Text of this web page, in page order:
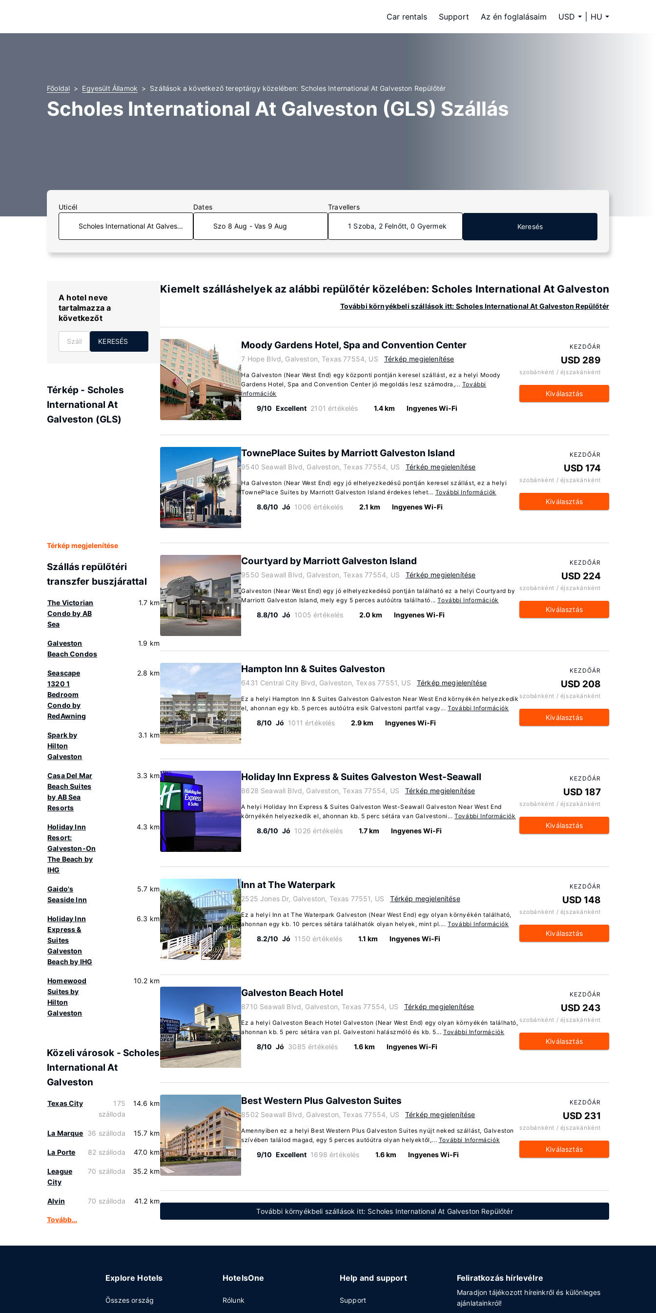
Car rentals Support Az én foglalásaim USD HU
Főoldal Egyesült Államok Szállások a következő tereptárgy közelében: Scholes International At Galveston Repülőtér
Scholes International At Galveston (GLS) Szállás
Uticél Dates
Szo 8 Aug - Vas 9 Aug
Travellers
1 Szoba, 2 Felnőtt, 0 Gyermek Keresés
A hotel neve
tartalmazza a
következőt
KERESÉS
Térkép - Scholes
International At
Galveston (GLS)
Térkép megjelenítése
Szállás repülőtéri
transzfer buszjárattal
The Victorian
Condo by AB
Sea
1.7 km
Galveston
Beach Condos
1.9 km
Seascape
1320 1
Bedroom
Condo by
RedAwning
2.8 km
Spark by
Hilton
Galveston
3.1 km
Casa Del Mar
Beach Suites
by AB Sea
Resorts
3.3 km
Holiday Inn
Resort:
Galveston-On
The Beach by
IHG
4.3 km
Gaido's
Seaside Inn
5.7 km
Holiday Inn
Express &
Suites
Galveston
Beach by IHG
6.3 km
Homewood
Suites by
Hilton
Galveston
10.2 km
Közeli városok - Scholes
International At
Galveston
Texas City
175
szálloda
14.6 km
La Marque 36 szálloda 15.7 km
La Porte 82 szálloda 47.0 km
League
City
70 szálloda 35.2 km
Alvin 70 szálloda 41.2 km
Tovább…
Kiemelt szálláshelyek az alábbi repülőtér közelében: Scholes International At Galveston
További környékbeli szállások itt: Scholes International At Galveston Repülőtér
Moody Gardens Hotel, Spa and Convention Center
7 Hope Blvd, Galveston, Texas 77554, US Térkép megjelenítése
Ha Galveston (Near West End) egy központi pontján keresel szállást, ez a helyi Moody
Gardens Hotel, Spa and Convention Center jó megoldás lesz számodra,... További
Információk
9/10 Excellent 2101 értékelés 1.4 km Ingyenes Wi-Fi
KEZDŐÁR
USD 289
szobánként / éjszakánként
Kiválasztás
TownePlace Suites by Marriott Galveston Island
9540 Seawall Blvd, Galveston, Texas 77554, US Térkép megjelenítése
Ha Galveston (Near West End) egy jó elhelyezkedésű pontján keresel szállást, ez a helyi
TownePlace Suites by Marriott Galveston Island érdekes lehet... További Információk
8.6/10 Jó 1006 értékelés 2.1 km Ingyenes Wi-Fi
KEZDŐÁR
USD 174
szobánként / éjszakánként
Kiválasztás
Courtyard by Marriott Galveston Island
9550 Seawall Blvd, Galveston, Texas 77554, US Térkép megjelenítése
Galveston (Near West End) egy jó elhelyezkedésű pontján található ez a helyi Courtyard by
Marriott Galveston Island, mely egy 5 perces autóútra található...További Információk
8.8/10 Jó 1005 értékelés 2.0 km Ingyenes Wi-Fi
KEZDŐÁR
USD 224
szobánként / éjszakánként
Kiválasztás
Hampton Inn & Suites Galveston
6431 Central City Blvd, Galveston, Texas 77551, US Térkép megjelenítése
Ez a helyi Hampton Inn & Suites Galveston Galveston Near West End környékén helyezkedik
el, ahonnan egy kb. 5 perces autóútra esik Galvestoni partfal vagy...További Információk
8/10 Jó 1011 értékelés 2.9 km Ingyenes Wi-Fi
KEZDŐÁR
USD 208
szobánként / éjszakánként
Kiválasztás
Holiday Inn Express & Suites Galveston West-Seawall
8628 Seawall Blvd, Galveston, Texas 77554, US Térkép megjelenítése
A helyi Holiday Inn Express & Suites Galveston West-Seawall Galveston Near West End
környékén helyezkedik el, ahonnan kb. 5 perc sétára van Galvestoni...További Információk
8.6/10 Jó 1026 értékelés 1.7 km Ingyenes Wi-Fi
KEZDŐÁR
USD 187
szobánként / éjszakánként
Kiválasztás
Inn at The Waterpark
2525 Jones Dr, Galveston, Texas 77551, US Térkép megjelenítése
Ez a helyi Inn at The Waterpark Galveston (Near West End) egy olyan környékén található,
ahonnan egy kb. 10 perces sétára találhatók olyan helyek, mint pl....További Információk
8.2/10 Jó 1150 értékelés 1.1 km Ingyenes Wi-Fi
KEZDŐÁR
USD 148
szobánként / éjszakánként
Kiválasztás
Galveston Beach Hotel
8710 Seawall Blvd, Galveston, Texas 77554, US Térkép megjelenítése
Ez a helyi Galveston Beach Hotel Galveston (Near West End) egy olyan környékén található,
ahonnan kb. 5 perc sétára van pl. Galvestoni halászmóló és kb. 5...További Információk
8/10 Jó 3085 értékelés 1.6 km Ingyenes Wi-Fi
KEZDŐÁR
USD 243
szobánként / éjszakánként
Kiválasztás
Best Western Plus Galveston Suites
8502 Seawall Blvd, Galveston, Texas 77554, US Térkép megjelenítése
Amennyiben ez a helyi Best Western Plus Galveston Suites nyújt neked szállást, Galveston
szívében találod magad, egy 5 perces autóútra olyan helyektől,... További Információk
9/10 Excellent 1698 értékelés 1.6 km Ingyenes Wi-Fi
KEZDŐÁR
USD 231
szobánként / éjszakánként
Kiválasztás
További környékbeli szállások itt: Scholes International At Galveston Repülőtér
Explore Hotels
Összes ország
HotelsOne
Rólunk
Help and support
Support
Feliratkozás hírlevélre
Maradjon tájékozott híreinkről és különleges
ajánlatainkról!